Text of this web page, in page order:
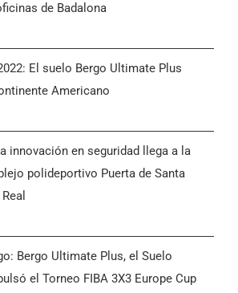
de Badalona
El suelo Bergo Ultimate Plus
Americano
innovación en seguridad llega a la
polideportivo Puerta de Santa
Bergo Ultimate Plus, el Suelo
el Torneo FIBA 3X3 Europe Cup